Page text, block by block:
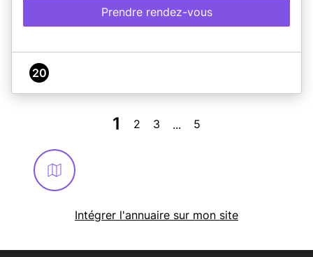
Prendre rendez-vous
20
1 2 3 ... 5
Intégrer l'annuaire sur mon site